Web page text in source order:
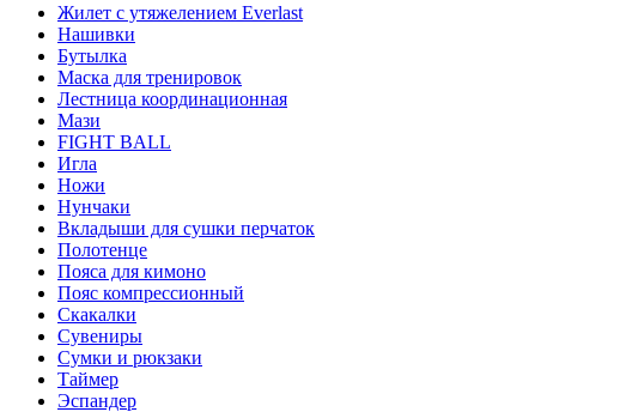
Жилет с утяжелением Everlast
Нашивки
Бутылка
Маска для тренировок
Лестница координационная
Мази
FIGHT BALL
Игла
Ножи
Нунчаки
Вкладыши для сушки перчаток
Полотенце
Пояса для кимоно
Пояс компрессионный
Скакалки
Сувениры
Сумки и рюкзаки
Таймер
Эспандер